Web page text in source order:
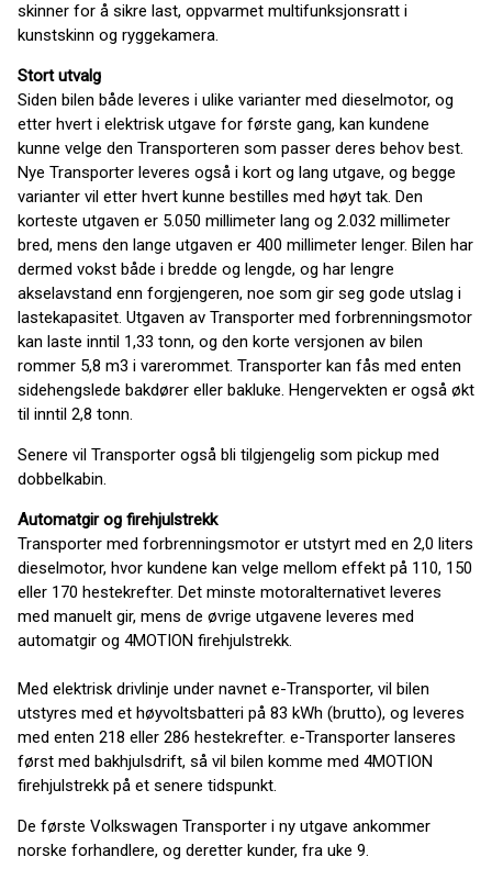
skinner for å sikre last, oppvarmet multifunksjonsratt i
kunstskinn og ryggekamera.
Stort utvalg
Siden bilen både leveres i ulike varianter med dieselmotor, og
etter hvert i elektrisk utgave for første gang, kan kundene
kunne velge den Transporteren som passer deres behov best.
Nye Transporter leveres også i kort og lang utgave, og begge
varianter vil etter hvert kunne bestilles med høyt tak. Den
korteste utgaven er 5.050 millimeter lang og 2.032 millimeter
bred, mens den lange utgaven er 400 millimeter lenger. Bilen har
dermed vokst både i bredde og lengde, og har lengre
akselavstand enn forgjengeren, noe som gir seg gode utslag i
lastekapasitet. Utgaven av Transporter med forbrenningsmotor
kan laste inntil 1,33 tonn, og den korte versjonen av bilen
rommer 5,8 m3 i varerommet. Transporter kan fås med enten
sidehengslede bakdører eller bakluke. Hengervekten er også økt
til inntil 2,8 tonn.
Senere vil Transporter også bli tilgjengelig som pickup med
dobbelkabin.
Automatgir og firehjulstrekk
Transporter med forbrenningsmotor er utstyrt med en 2,0 liters
dieselmotor, hvor kundene kan velge mellom effekt på 110, 150
eller 170 hestekrefter. Det minste motoralternativet leveres
med manuelt gir, mens de øvrige utgavene leveres med
automatgir og 4MOTION firehjulstrekk.
Med elektrisk drivlinje under navnet e-Transporter, vil bilen
utstyres med et høyvoltsbatteri på 83 kWh (brutto), og leveres
med enten 218 eller 286 hestekrefter. e-Transporter lanseres
først med bakhjulsdrift, så vil bilen komme med 4MOTION
firehjulstrekk på et senere tidspunkt.
De første Volkswagen Transporter i ny utgave ankommer
norske forhandlere, og deretter kunder, fra uke 9.